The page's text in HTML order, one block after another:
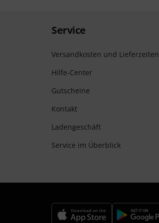
Service
Versandkosten und Lieferzeiten
Hilfe-Center
Gutscheine
Kontakt
Ladengeschäft
Service im Überblick